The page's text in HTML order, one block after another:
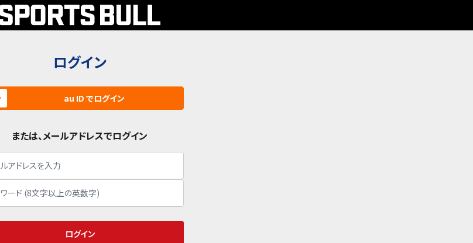
ログイン
au ID でログイン
または、メールアドレスでログイン
ログイン